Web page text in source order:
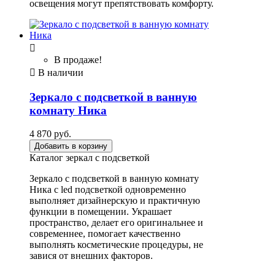
освещения могут препятствовать комфорту.

В продаже!
 В наличии
Зеркало с подсветкой в ванную
комнату Ника
4 870 руб.
Добавить в корзину
Каталог зеркал с подсветкой
Зеркало с подсветкой в ванную комнату
Ника с led подсветкой одновременно
выполняет дизайнерскую и практичную
функции в помещении. Украшает
пространство, делает его оригинальнее и
современнее, помогает качественно
выполнять косметические процедуры, не
завися от внешних факторов.